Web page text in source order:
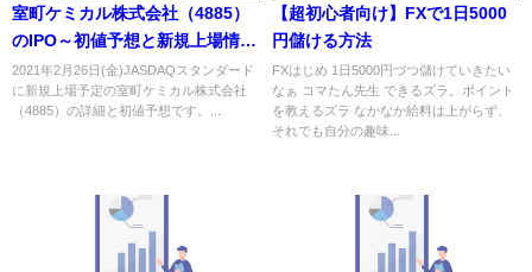
室町ケミカル株式会社（4885）
のIPO～初値予想と新規上場情報
～
2021年2月26日(金)JASDAQスタンダード
に新規上場予定の室町ケミカル株式会社
（4885）の詳細と初値予想です。...
【超初心者向け】FXで1日5000
円儲ける方法
FXはじめ 1日5000円づつ儲けていきたい
なぁ コマたん先生 できるズラ。ポイント
を教えるズラ なかなか給料は上がらず、
それでも自分の趣味...